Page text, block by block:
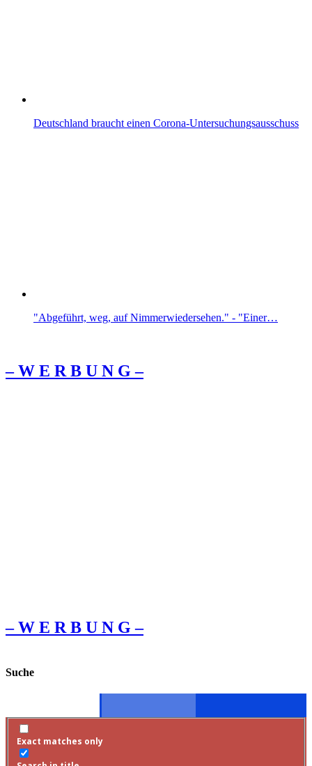
Deutschland braucht einen Corona-Untersuchungsausschuss
"Abgeführt, weg, auf Nimmerwiedersehen." - "Einer…
– W Ε R Β U Ν G –
– W Ε R Β U Ν G –
Suche
Exact matches only